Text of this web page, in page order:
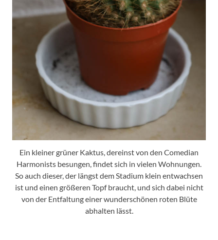
Ein kleiner grüner Kaktus, dereinst von den Comedian
Harmonists besungen, findet sich in vielen Wohnungen.
So auch dieser, der längst dem Stadium klein entwachsen
ist und einen größeren Topf braucht, und sich dabei nicht
von der Entfaltung einer wunderschönen roten Blüte
abhalten lässt.